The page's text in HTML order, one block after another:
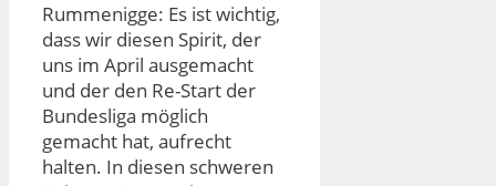
Rummenigge: Es ist wichtig,
dass wir diesen Spirit, der
uns im April ausgemacht
und der den Re-Start der
Bundesliga möglich
gemacht hat, aufrecht
halten. In diesen schweren